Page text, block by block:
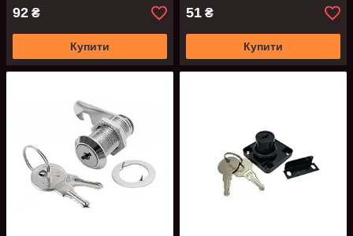
92 ₴
Купити
51 ₴
Купити